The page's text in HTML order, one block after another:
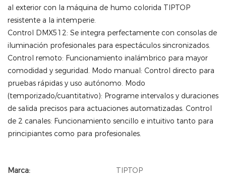
al exterior con la máquina de humo colorida TIPTOP
resistente a la intemperie.
Control DMX512: Se integra perfectamente con consolas de
iluminación profesionales para espectáculos sincronizados.
Control remoto: Funcionamiento inalámbrico para mayor
comodidad y seguridad. Modo manual: Control directo para
pruebas rápidas y uso autónomo. Modo
(temporizado/cuantitativo): Programe intervalos y duraciones
de salida precisos para actuaciones automatizadas. Control
de 2 canales: Funcionamiento sencillo e intuitivo tanto para
principiantes como para profesionales.
Marca:
TIPTOP